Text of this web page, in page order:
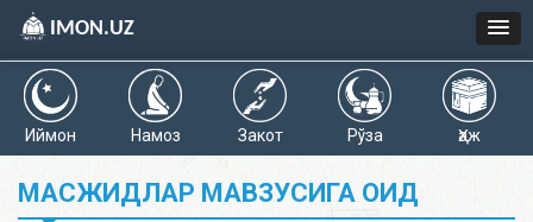
IMON.UZ
Иймон Намоз Закот Рўза Ҳаж
МАСЖИДЛАР МАВЗУСИГА ОИД